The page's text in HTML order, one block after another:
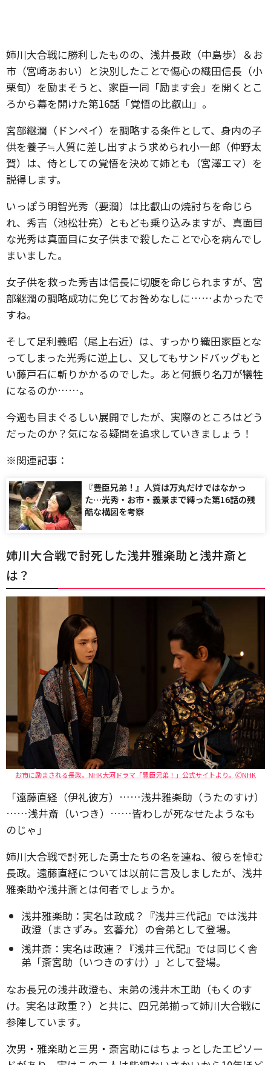
姉川大合戦に勝利したものの、浅井長政（中島歩）＆お
市（宮崎あおい）と決別したことで傷心の織田信長（小
栗旬）を励まそうと、家臣一同「励ます会」を開くとこ
ろから幕を開けた第16話「覚悟の比叡山」。
宮部継潤（ドンペイ）を調略する条件として、身内の子
供を養子≒人質に差し出すよう求められ小一郎（仲野太
賀）は、侍としての覚悟を決めて姉とも（宮澤エマ）を
説得します。
いっぽう明智光秀（要潤）は比叡山の焼討ちを命じら
れ、秀吉（池松壮亮）ともども乗り込みますが、真面目
な光秀は真面目に女子供まで殺したことで心を病んでし
まいました。
女子供を救った秀吉は信長に切腹を命じられますが、宮
部継潤の調略成功に免じてお咎めなしに……よかったで
すね。
そして足利義昭（尾上右近）は、すっかり織田家臣とな
ってしまった光秀に逆上し、又してもサンドバッグもと
い藤戸石に斬りかかるのでした。あと何振り名刀が犠牲
になるのか……。
今週も目まぐるしい展開でしたが、実際のところはどう
だったのか？気になる疑問を追求していきましょう！
※関連記事：
『豊臣兄弟！』人質は万丸だけではなかっ
た…光秀・お市・義景まで縛った第16話の残
酷な構図を考察
姉川大合戦で討死した浅井雅楽助と浅井斎と
は？
お市に励まされる長政。NHK大河ドラマ「豊臣兄弟！」公式サイトより。🄫NHK
「遠藤直経（伊礼彼方）……浅井雅楽助（うたのすけ）
……浅井斎（いつき）……皆わしが死なせたようなも
のじゃ」
姉川大合戦で討死した勇士たちの名を連ね、彼らを悼む
長政。遠藤直経については以前に言及しましたが、浅井
雅楽助や浅井斎とは何者でしょうか。
浅井雅楽助：実名は政成？『浅井三代記』では浅井
政澄（まさずみ。玄蕃允）の舎弟として登場。
浅井斎：実名は政連？『浅井三代記』では同じく舎
弟「斎宮助（いつきのすけ）」として登場。
なお長兄の浅井政澄も、末弟の浅井木工助（もくのす
け。実名は政重？）と共に、四兄弟揃って姉川大合戦に
参陣しています。
次男・雅楽助と三男・斎宮助にはちょっとしたエピソー